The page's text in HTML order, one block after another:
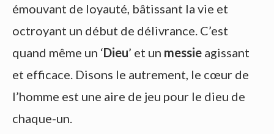
émouvant de loyauté, bâtissant la vie et
octroyant un début de délivrance. C’est
quand même un ‘Dieu’ et un messie agissant
et efficace. Disons le autrement, le cœur de
l’homme est une aire de jeu pour le dieu de
chaque-un.